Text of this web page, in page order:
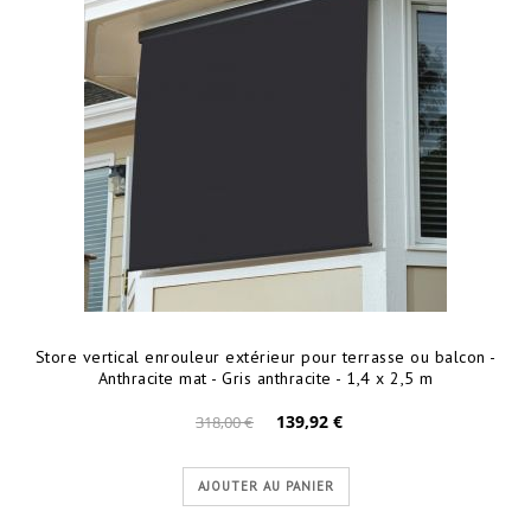
Store vertical enrouleur extérieur pour terrasse ou balcon -
Anthracite mat - Gris anthracite - 1,4 x 2,5 m
318,00 € 139,92 €
AJOUTER AU PANIER